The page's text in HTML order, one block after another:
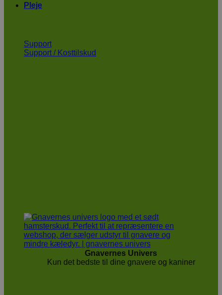
Pleje
Support
Support / Kosttilskud
Gnavernes Univers
Kun det bedste til dine gnavere og kaniner